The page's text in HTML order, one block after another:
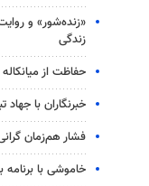
«زنده‌شور» و
زندگی
حفاظت از
خبرنگاران با
فشار هم‌زمان
خاموشی با برنامه